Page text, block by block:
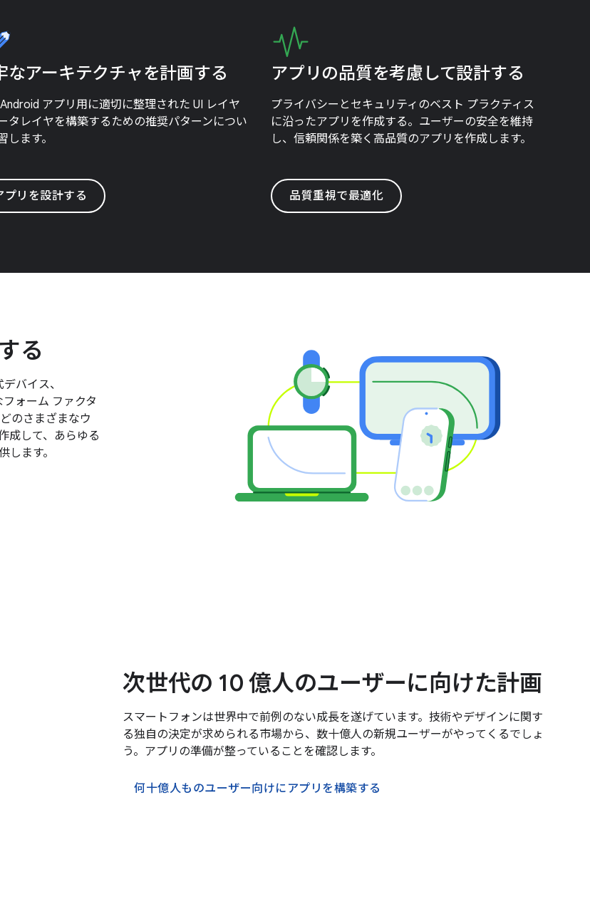
なアーキテクチャを計画する
アプリ用に適切に整理された UI レイヤ
タレイヤを構築するための推奨パターンについ
します。
プリを設計する
アプリの品質を考慮して設計する
プライバシーとセキュリティのベスト プラクティス
に沿ったアプリを作成する。ユーザーの安全を維持
し、信頼関係を築く高品質のアプリを作成します。
品質重視で最適化
る
バイス、
ォーム ファクタ
のさまざまなウ
成して、あらゆる
ます。
次世代の 10 億人のユーザーに向けた計画
スマートフォンは世界中で前例のない成長を遂げています。技術やデザインに関す
る独自の決定が求められる市場から、数十億人の新規ユーザーがやってくるでしょ
う。アプリの準備が整っていることを確認します。
何十億人ものユーザー向けにアプリを構築する